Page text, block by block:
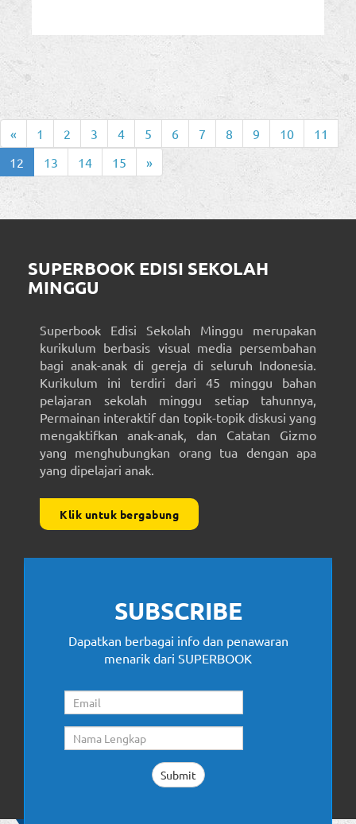
« 1 2 3 4 5 6 7 8 9 10
11
12
13 14 15 »
SUPERBOOK EDISI SEKOLAH
MINGGU
Superbook Edisi Sekolah Minggu merupakan
kurikulum berbasis visual media persembahan
bagi anak-anak di gereja di seluruh Indonesia.
Kurikulum ini terdiri dari 45 minggu bahan
pelajaran sekolah minggu setiap tahunnya,
Permainan interaktif dan topik-topik diskusi yang
mengaktifkan anak-anak, dan Catatan Gizmo
yang menghubungkan orang tua dengan apa
yang dipelajari anak.
Klik untuk bergabung
SUBSCRIBE
Dapatkan berbagai info dan penawaran
menarik dari SUPERBOOK